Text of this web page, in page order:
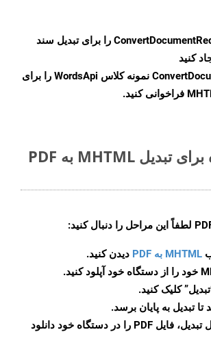
را برای تبدیل سند
نمونه کلاس WordsApi را برای
مراحل ساده برای تبدیل MHTML به PDF
لطفاً این مراحل را دنبال کنید:
MHTML به PDF
دیدن کنید.
کلیک کنید.
تا تبدیل به پایان برسد.
پس از تکمیل تبدیل، فایل PDF را در دستگاه خود دانلود